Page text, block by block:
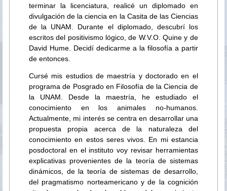
terminar la licenciatura, realicé un diplomado en
divulgación de la ciencia en la Casita de las Ciencias
de la UNAM. Durante el diplomado, descubrí los
escritos del positivismo lógico, de W.V.O. Quine y de
David Hume. Decidí dedicarme a la filosofía a partir
de entonces.
Cursé mis estudios de maestría y doctorado en el
programa de Posgrado en Filosofía de la Ciencia de
la UNAM. Desde la maestría, he estudiado el
conocimiento en los animales no-humanos.
Actualmente, mi interés se centra en desarrollar una
propuesta propia acerca de la naturaleza del
conocimiento en estos seres vivos. En mi estancia
posdoctoral en el instituto voy revisar herramientas
explicativas provenientes de la teoría de sistemas
dinámicos, de la teoría de sistemas de desarrollo,
del pragmatismo norteamericano y de la cognición